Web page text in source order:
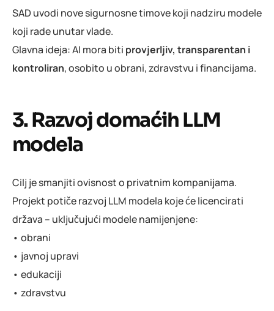
SAD uvodi nove sigurnosne timove koji nadziru modele
koji rade unutar vlade.
Glavna ideja: AI mora biti provjerljiv, transparentan i
kontroliran, osobito u obrani, zdravstvu i financijama.
3. Razvoj domaćih LLM
modela
Cilj je smanjiti ovisnost o privatnim kompanijama.
Projekt potiče razvoj LLM modela koje će licencirati
država – uključujući modele namijenjene:
• obrani
• javnoj upravi
• edukaciji
• zdravstvu